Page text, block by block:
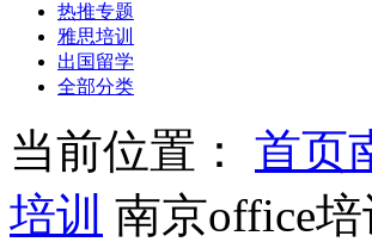
热推专题
雅思培训
出国留学
全部分类
当前位置： 首页
培训 南京office培